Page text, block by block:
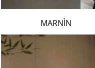
MARNÌN